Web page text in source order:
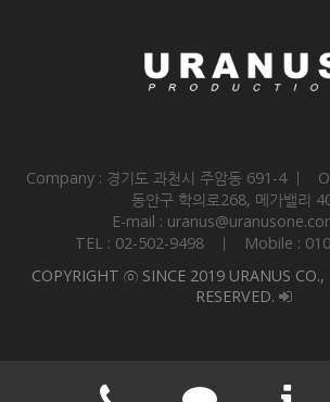
Company : 경기도 과천시 주암동 691-4 ㅣ
동안구 학의로268, 메가밸리
E-mail :
TEL : 02-502-9498 ㅣ Mobile :
COPYRIGHT ⓒ SINCE 2019 URANUS
RESERVED.